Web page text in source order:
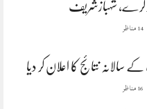
کرے، شہبازشریف
14مناظر
سالانہ نتائج کا اعلان کر دیا
16مناظر